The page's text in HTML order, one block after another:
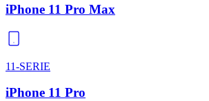
iPhone 11 Pro Max
11-SERIE
iPhone 11 Pro